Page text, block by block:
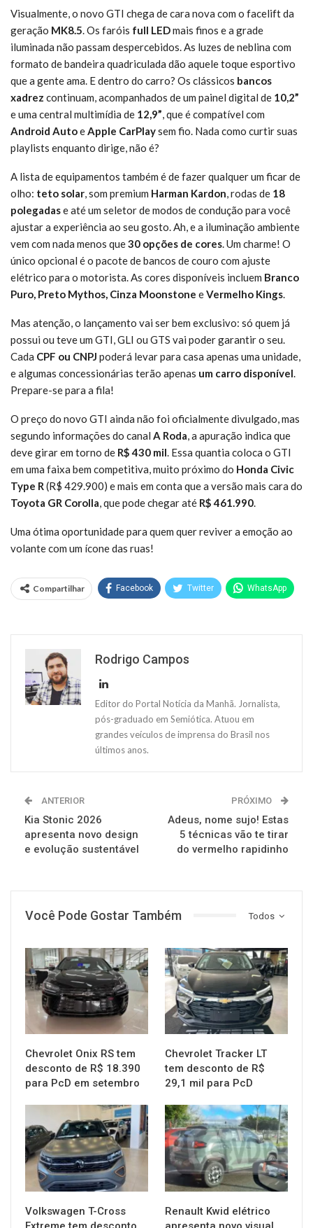
Visualmente, o novo GTI chega de cara nova com o facelift da
geração MK8.5. Os faróis full LEDmais finos e a grade
iluminada não passam despercebidos. As luzes de neblina com
formato de bandeira quadriculada dão aquele toque esportivo
que a gente ama. E dentro do carro? Os clássicos bancos
xadrez continuam, acompanhados de um painel digital de 10,2”
e uma central multimídia de 12,9”, que é compatível com
Android AutoeApple CarPlaysem fio. Nada como curtir suas
playlists enquanto dirige, não é?
A lista de equipamentos também é de fazer qualquer um ficar de
olho: teto solar, som premium Harman Kardon, rodas de 18
polegadase até um seletor de modos de condução para você
ajustar a experiência ao seu gosto. Ah, e a iluminação ambiente
vem com nada menos que30 opções de cores. Um charme! O
único opcional é o pacote de bancos de couro com ajuste
elétrico para o motorista. As cores disponíveis incluem Branco
Puro, Preto Mythos, Cinza Moonstone eVermelho Kings.
Mas atenção, o lançamento vai ser bem exclusivo: só quem já
possui ou teve um GTI, GLI ou GTS vai poder garantir o seu.
Cada CPF ou CNPJ poderá levar para casa apenas uma unidade,
e algumas concessionárias terão apenas um carro disponível.
Prepare-se para a fila!
O preço do novo GTI ainda não foi oficialmente divulgado, mas
segundo informações do canal A Roda, a apuração indica que
deve girar em torno de R$ 430 mil. Essa quantia coloca o GTI
em uma faixa bem competitiva, muito próximo do Honda Civic
Type R(R$ 429.900) e mais em conta que a versão mais cara do
Toyota GR Corolla, que pode chegar até R$ 461.990.
Uma ótima oportunidade para quem quer reviver a emoção ao
volante com um ícone das ruas!
Compartilhar Facebook Twitter WhatsApp
Rodrigo Campos
Editor do Portal Notícia da Manhã. Jornalista,
pós-graduado em Semiótica. Atuou em
grandes veículos de imprensa do Brasil nos
últimos anos.
ANTERIOR
Kia Stonic 2026
apresenta novo design
e evolução sustentável
PRÓXIMO
Adeus, nome sujo! Estas
5 técnicas vão te tirar
do vermelho rapidinho
Todos
Você Pode Gostar Também
MUNDO AUTOMOTIVO
Chevrolet Onix RS tem
desconto de R$ 18.390
para PcD em setembro
MUNDO AUTOMOTIVO
Chevrolet Tracker LT
tem desconto de R$
29,1 mil para PcD
MUNDO AUTOMOTIVO
Volkswagen T-Cross
MUNDO AUTOMOTIVO
Renault Kwid elétrico